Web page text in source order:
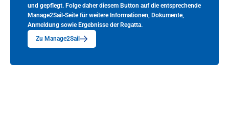
und gepflegt. Folge daher diesem Button auf die entsprechende
Manage2Sail-Seite für weitere Informationen, Dokumente,
Anmeldung sowie Ergebnisse der Regatta.
Zu Manage2Sail